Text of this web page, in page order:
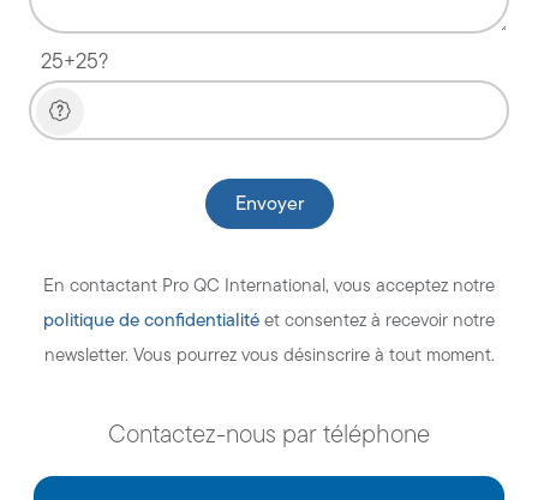
25+25?
En contactant Pro QC International, vous acceptez notre
politique de confidentialitéet consentez à recevoir notre
newsletter. Vous pourrez vous désinscrire à tout moment.
Contactez-nous par téléphone